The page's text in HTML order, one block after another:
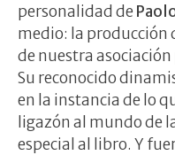
personalidad de
medio: la producción
de nuestra
Su reconocido
en la instancia de lo
ligazón al mundo de
especial al libro. Y